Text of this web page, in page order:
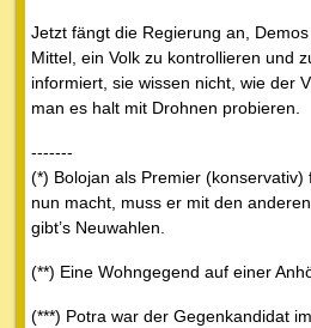
Jetzt fängt die Regierung an,
Mittel, ein Volk zu kontrollieren und
informiert, sie wissen nicht, wie der
man es halt mit Drohnen probieren.
-------
(*) Bolojan als Premier
nun macht, muss er mit den
gibt’s Neuwahlen.
(**) Eine Wohngegend auf einer
(***) Potra war der Gegenkandidat